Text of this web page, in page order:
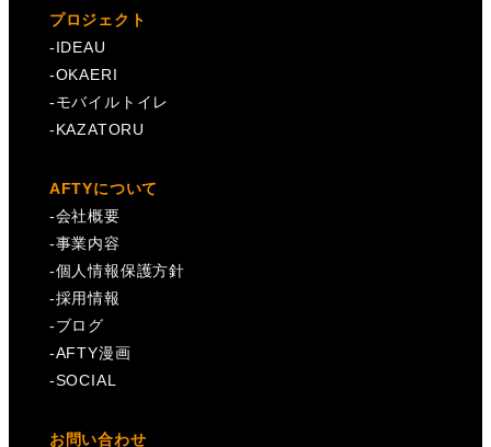
プロジェクト
-IDEAU
-OKAERI
-モバイルトイレ
-KAZATORU
AFTYについて
-会社概要
-事業内容
-個人情報保護方針
-採用情報
-ブログ
-AFTY漫画
-SOCIAL
お問い合わせ